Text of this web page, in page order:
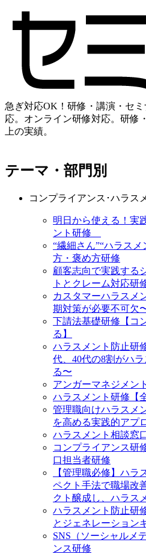
急ぎ対応OK！研修・講演・セ
応。オンライン研修対応。研修
上の実績。
テーマ・部門別
コンプライアンス･ハラス
明日から使える！実
ント研修
“繊細さん”“ハラス
方・褒め方研修
顧客志向で実践する
トとクレーム対応研
カスタマーハラスメ
期対策が必要不可欠
下請法基礎研修【コ
る】
ハラスメント防止研
代、40代の8割がハ
る〜
アンガーマネジメン
ハラスメント研修【
管理職向けハラスメ
を高める実践的アプ
ハラスメント相談窓
コンプライアンス研
口担当者研修
【管理職必修】ハラ
ペクト手法で職場改
クト醸成し、ハラス
ハラスメント防止研
とジェネレーション
SNS（ソーシャルメ
ンス研修